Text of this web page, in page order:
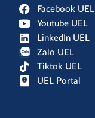
Facebook UEL
Youtube UEL
LinkedIn UEL
Zalo UEL
Tiktok UEL
UEL Portal